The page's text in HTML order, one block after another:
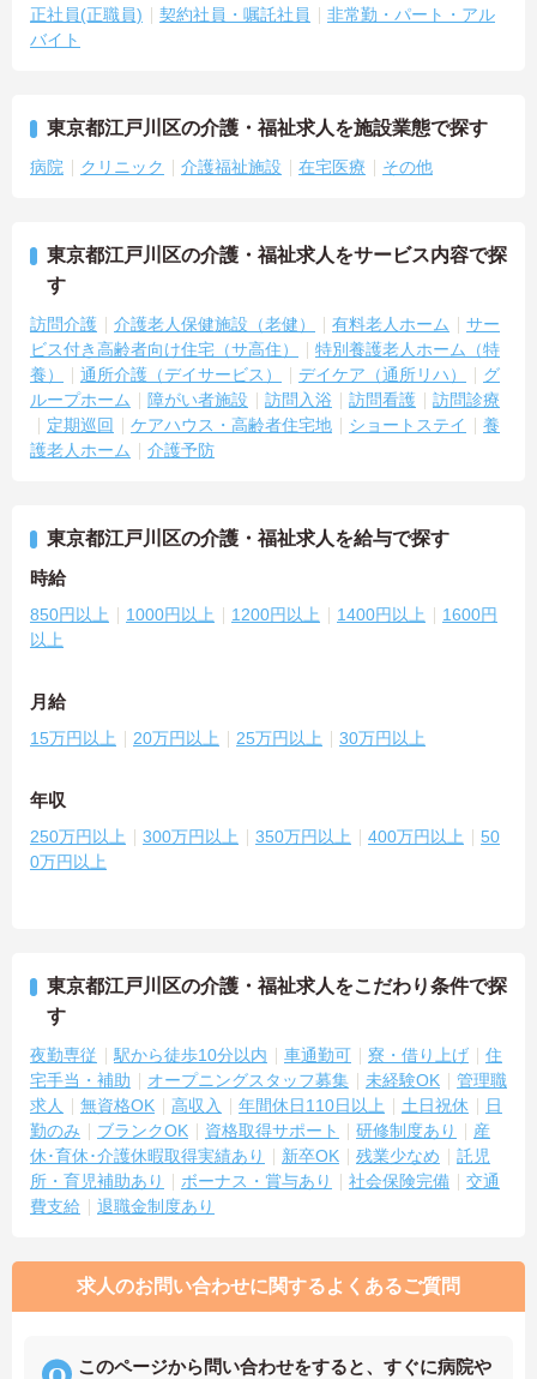
正社員(正職員) 契約社員・嘱託社員
非常勤・パート・アル
バイト
東京都江戸川区の介護・福祉求人を施設業態で探す
病院 クリニック 介護福祉施設 在宅医療 その他
東京都江戸川区の介護・福祉求人をサービス内容で探
す
訪問介護 介護老人保健施設（老健） 有料老人ホーム
サー
ビス付き高齢者向け住宅（サ高住）
特別養護老人ホーム（特
養）
通所介護（デイサービス） デイケア（通所リハ）
グ
ループホーム
障がい者施設 訪問入浴 訪問看護
訪問診療
定期巡回
ケアハウス・高齢者住宅地 ショートステイ
養
護老人ホーム
介護予防
東京都江戸川区の介護・福祉求人を給与で探す
時給
850円以上 1000円以上 1200円以上 1400円以上
1600円
以上
月給
15万円以上 20万円以上 25万円以上 30万円以上
年収
250万円以上 300万円以上 350万円以上 400万円以上
50
0万円以上
東京都江戸川区の介護・福祉求人をこだわり条件で探
す
夜勤専従 駅から徒歩10分以内 車通勤可 寮・借り上げ
住
宅手当・補助
オープニングスタッフ募集 未経験OK
管理職
求人
無資格OK 高収入 年間休日110日以上 土日祝休
日
勤のみ
ブランクOK 資格取得サポート 研修制度あり
産
休･育休･介護休暇取得実績あり
新卒OK 残業少なめ
託児
所・育児補助あり
ボーナス・賞与あり 社会保険完備
交通
費支給
退職金制度あり
求人のお問い合わせに関するよくあるご質問
このページから問い合わせをすると、すぐに病院や